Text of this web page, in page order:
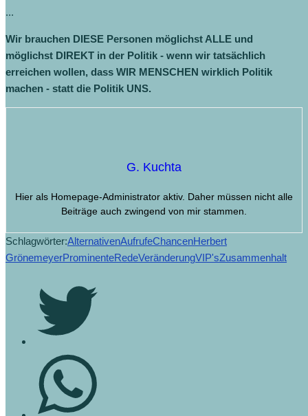
...
Wir brauchen DIESE Personen möglichst ALLE und
möglichst DIREKT in der Politik - wenn wir tatsächlich
erreichen wollen, dass WIR MENSCHEN wirklich Politik
machen - statt die Politik UNS.
G. Kuchta
Hier als Homepage-Administrator aktiv. Daher müssen nicht alle
Beiträge auch zwingend von mir stammen.
Schlagwörter:AlternativenAufrufeChancenHerbert
GrönemeyerProminenteRedeVeränderungVIP'sZusammenhalt